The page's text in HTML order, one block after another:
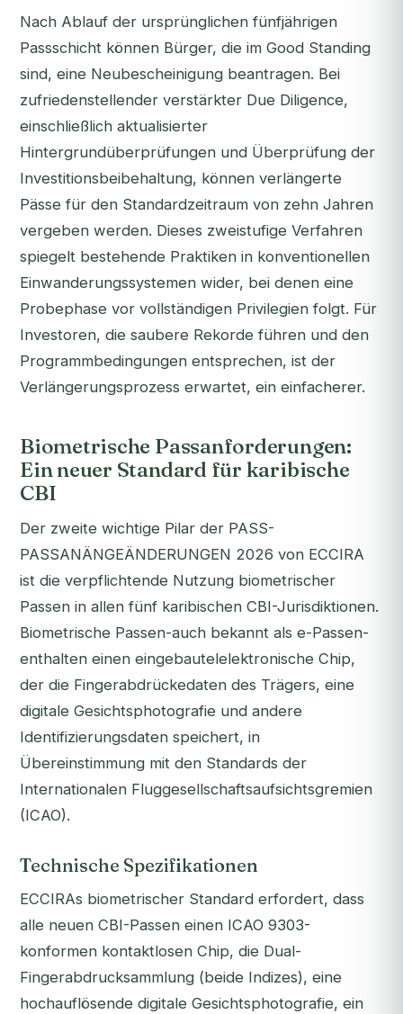
Nach Ablauf der ursprünglichen fünfjährigen
Passschicht können Bürger, die im Good Standing
sind, eine Neubescheinigung beantragen. Bei
zufriedenstellender verstärkter Due Diligence,
einschließlich aktualisierter
Hintergrundüberprüfungen und Überprüfung der
Investitionsbeibehaltung, können verlängerte
Pässe für den Standardzeitraum von zehn Jahren
vergeben werden. Dieses zweistufige Verfahren
spiegelt bestehende Praktiken in konventionellen
Einwanderungssystemen wider, bei denen eine
Probephase vor vollständigen Privilegien folgt. Für
Investoren, die saubere Rekorde führen und den
Programmbedingungen entsprechen, ist der
Verlängerungsprozess erwartet, ein einfacherer.
Biometrische Passanforderungen:
Ein neuer Standard für karibische
CBI
Der zweite wichtige Pilar der PASS-
PASSANÄNGEÄNDERUNGEN 2026 von ECCIRA
ist die verpflichtende Nutzung biometrischer
Passen in allen fünf karibischen CBI-Jurisdiktionen.
Biometrische Passen-auch bekannt als e-Passen-
enthalten einen eingebautelelektronische Chip,
der die Fingerabdrückedaten des Trägers, eine
digitale Gesichtsphotografie und andere
Identifizierungsdaten speichert, in
Übereinstimmung mit den Standards der
Internationalen Fluggesellschaftsaufsichtsgremien
(ICAO).
Technische Spezifikationen
ECCIRAs biometrischer Standard erfordert, dass
alle neuen CBI-Passen einen ICAO 9303-
konformen kontaktlosen Chip, die Dual-
Fingerabdrucksammlung (beide Indizes), eine
hochauflösende digitale Gesichtsphotografie, ein